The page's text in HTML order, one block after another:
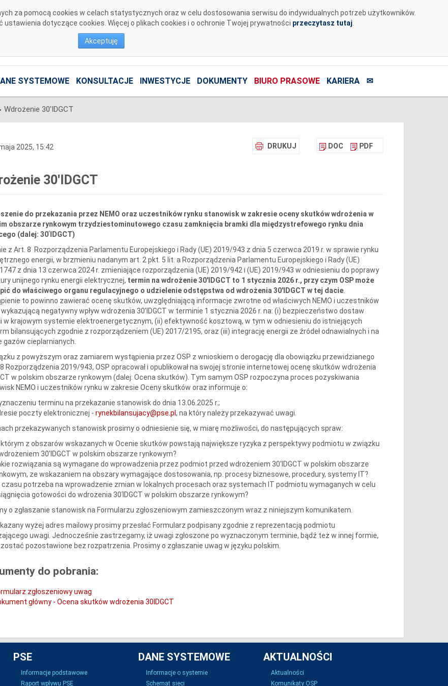
za pomocą cookies w celach statystycznych oraz w celu dostosowania serwisu do indywidualnych potrzeb użytkowników.
dotyczące cookies. Więcej o plikach cookies i o ochronie Twojej prywatności przeczytasz tutaj
Akceptuję
SYSTEMOWE KONSULTACJE INWESTYCJE DOKUMENTY BIURO PRASOWE KARIERA ✉
Wdrożenie 30'IDGCT
DRUKUJ DOC PDF
2025, 15:42
30'IDGCT
do przekazania przez NEMO oraz uczestników rynku stanowisk w zakresie oceny skutków wdrożenia w
obszarze rynkowym trzydziestominutowego czasu zamknięcia bramki dla międzystrefowego rynku dnia
(dalej: 30ʹIDGCT)
z Art. 8 Rozporządzenia Parlamentu Europejskiego i Rady (UE) 2019/943 z dnia 5 czerwca 2019 r. w sprawie rynku
energii, w brzmieniu nadanym art. 2 pkt. 5 lit. a Rozporządzenia Parlamentu Europejskiego i Rady (UE)
z dnia 13 czerwca 2024 r. zmieniające rozporządzenia (UE) 2019/942 i (UE) 2019/943 w odniesieniu do poprawy
unijnego rynku energii elektrycznej, termin na wdrożenie 30'IDGCT to 1 stycznia 2026 r., przy czym OSP może
do właściwego organu regulacyjnego o udzielenie odstępstwa od wdrożenia 30'IDGCT w tej dacie.
to powinno zawierać ocenę skutków, uwzględniającą informacje zwrotne od właściwych NEMO i uczestników
wykazującą negatywny wpływ wdrożenia 30'IDGCT w terminie 1 stycznia 2026 r. na: (i) bezpieczeństwo dostaw
w krajowym systemie elektroenergetycznym, (ii) efektywność kosztową, w tym w odniesieniu do istniejących
bilansujących zgodnie z rozporządzeniem (UE) 2017/2195, oraz (iii) integrację energii ze źródeł odnawialnych i na
gazów cieplarnianych.
z powyższym oraz zamiarem wystąpienia przez OSP z wnioskiem o derogację dla obowiązku przewidzianego
Rozporządzenia 2019/943, OSP opracował i opublikował na swojej stronie internetowej ocenę skutków wdrożenia
w polskim obszarze rynkowym (dalej: Ocena skutków). Tym samym OSP rozpoczyna proces pozyskiwania
NEMO i uczestników rynku w zakresie Oceny skutków oraz informuje o:
terminu na przekazanie stanowisk do dnia 13.06.2025 r.;
poczty elektronicznej - rynekbilansujacy@pse.pl , na który należy przekazywać uwagi.
przekazywanych stanowisk prosimy o odniesienie się, w miarę możliwości, do następujących spraw:
którym z obszarów wskazanych w Ocenie skutków powstają największe ryzyka z perspektywy podmiotu w związku
30'IDGCT w polskim obszarze rynkowym?
rozwiązania są wymagane do wprowadzenia przez podmiot przed wdrożeniem 30'IDGCT w polskim obszarze
ze wskazaniem na obszary wymagające dostosowania, np. procesy biznesowe, procedury, systemy IT?
czasu potrzeba na wprowadzenie zmian w lokalnych procesach oraz systemach IT podmiotu wymaganych w celu
gotowości do wdrożenia 30ʹIDGCT w polskim obszarze rynkowym?
o zgłaszanie stanowisk na Formularzu zgłoszeniowym zamieszczonym wraz z niniejszym komunikatem.
wyżej adres mailowy prosimy przesłać Formularz podpisany zgodnie z reprezentacją podmiotu
uwagi. Jednocześnie zastrzegamy, iż uwagi zgłoszone po wyznaczonym terminie, bądź też w innej formie,
pozostawione bez rozpatrzenia. Prosimy o zgłaszanie uwag w języku polskim.
do pobrania:
zgłoszeniowy uwag
główny - Ocena skutków wdrożenia 30IDGCT
PSE
Informacje podstawowe
Raport wpływu PSE
DANE SYSTEMOWE
Informacje o systemie
Schemat sieci
AKTUALNOŚCI
Aktualności
Komunikaty OSP